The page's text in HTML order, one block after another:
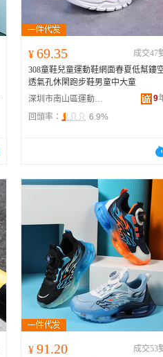
¥ 69.35
成交47
308童鞋兒童運動鞋網面春夏低幫鏤
透氣孔休閑跑步鞋男童中大童
深圳市南山區運動潮流鞋服商行
9
回頭率：
6.9%
¥ 91.20
成交53